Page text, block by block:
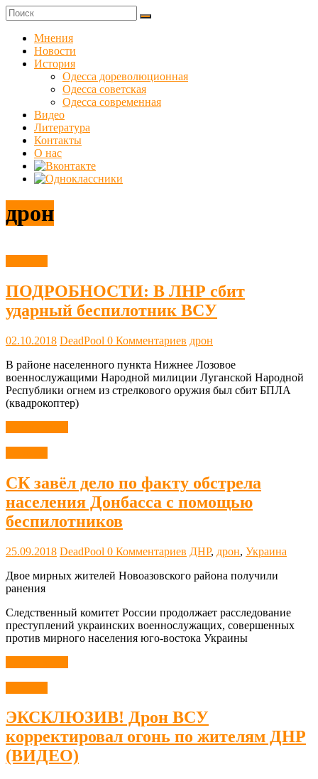
Skip
to
content
Куликовец
Сайт
одесского
сопротивления
Мнения
Новости
История
Одесса дореволюционная
Одесса советская
Одесса современная
Видео
Литература
Контакты
О нас
дрон
ПОДРОБНОСТИ: В ЛНР сбит
ударный беспилотник ВСУ
02.10.2018 DeadPool 0 Комментариев дрон
В районе населенного пункта Нижнее Лозовое
военнослужащими Народной милиции Луганской Народной
Республики огнем из стрелкового оружия был сбит БПЛА
(квадрокоптер)
СК завёл дело по факту обстрела
населения Донбасса с помощью
беспилотников
25.09.2018 DeadPool 0 Комментариев ДНР, дрон, Украина
Двое мирных жителей Новоазовского района получили
ранения
Следственный комитет России продолжает расследование
преступлений украинских военнослужащих, совершенных
против мирного населения юго-востока Украины
ЭКСКЛЮЗИВ! Дрон ВСУ
корректировал огонь по жителям ДНР
(ВИДЕО)